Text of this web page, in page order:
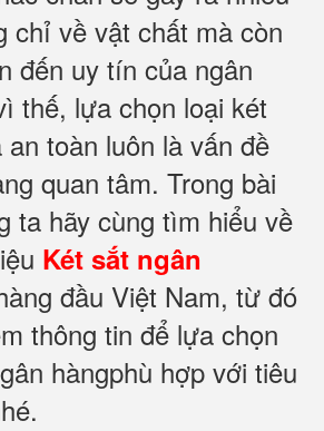
chỉ về vật chất mà còn
đến uy tín của ngân
thế, lựa chọn loại két
toàn luôn là vấn đề
quan tâm. Trong bài
ta hãy cùng tìm hiểu về
Két sắt ngân
đầu Việt Nam, từ đó
thông tin để lựa chọn
hàngphù hợp với tiêu